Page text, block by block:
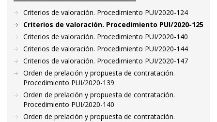
Criterios de valoración. Procedimiento PUI/2020-124
Criterios de valoración. Procedimiento PUI/2020-125
Criterios de valoración. Procedimiento PUI/2020-140
Criterios de valoración. Procedimiento PUI/2020-144
Criterios de valoración. Procedimiento PUI/2020-147
Orden de prelación y propuesta de contratación.
Procedimiento PUI/2020-139
Orden de prelación y propuesta de contratación.
Procedimiento PUI/2020-140
Orden de prelación y propuesta de contratación.